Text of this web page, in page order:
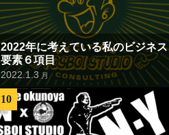
2022年に考えている私のビジネス
要素６項目
2022.1 .3 月
10